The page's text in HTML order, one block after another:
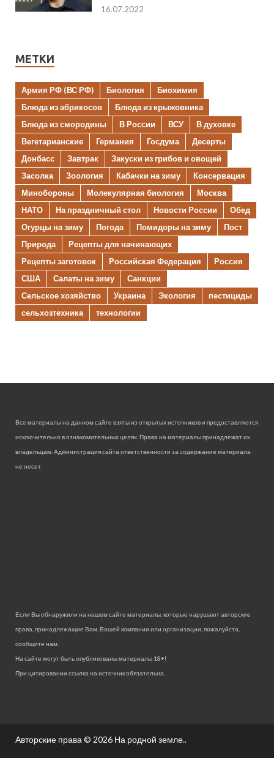
16.07.2022
МЕТКИ
Армия РФ (ВС РФ) Биология
Биохимия
Блюда из абрикосов
Блюда из крыжовника
Блюда из смородины
В России ВСУ
В духовке
Вегетарианские
Германия Госдума
Десерты
Донбасс
Завтрак
Закуски из грибов и овощей
Засолка
Зоология Кабачки на зиму
Консервация
Минобороны
Молекулярная биология
Москва
НАТО
На праздничный стол Новости России
Обед
Огурцы на зиму
Погода Помидоры на зиму
Пост
Природа
Рецепты для начинающих
Рецепты заготовок
Российская Федерация
Россия
США
Салаты на зиму
Санкции
Сельское хозяйство
Украина Экология
пестициды
сельхозтехника
технологии
Все материалы на данном сайте взяты из открытых источников и предоставляются
исключительно в ознакомительных целях. Права на материалы принадлежат их
владельцам. Администрация сайта ответственности за содержание материала
не несет.
Если Вы обнаружили на нашем сайте материалы, которые нарушают авторские
права, принадлежащие Вам, Вашей компании или организации, пожалуйста,
сообщите нам.
На сайте могут быть опубликованы материалы 18+!
При цитировании ссылка на источник обязательна.
Авторские права © 2026 На родной земле..